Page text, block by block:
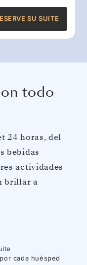
SU SUITE
todo
24 horas, del
bebidas
actividades
brillar a
cada huésped